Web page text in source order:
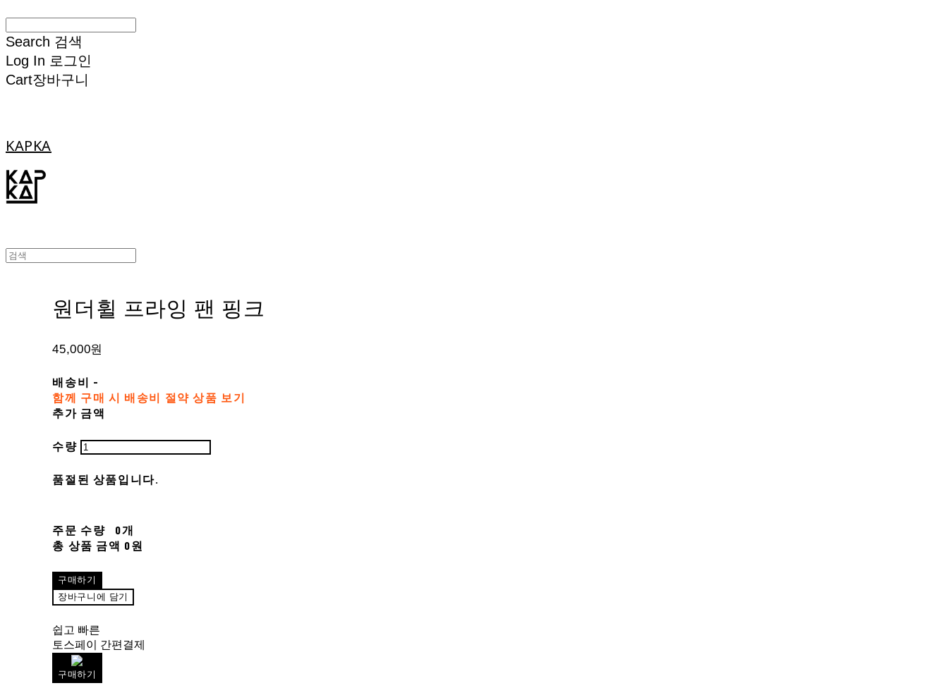
Search 검색
Log In 로그인
Cart장바구니
KAPKA
원더휠 프라잉 팬 핑크
45,000원
배송비 -
함께 구매 시 배송비 절약 상품 보기
추가 금액
수량
품절된 상품입니다.
주문 수량
0개
총 상품 금액 0원
구매하기
장바구니에 담기
쉽고 빠른
토스페이 간편결제
구매하기